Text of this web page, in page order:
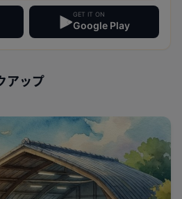
GET IT ON
Google Play
アップ